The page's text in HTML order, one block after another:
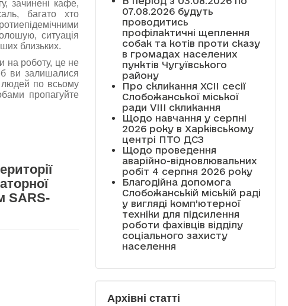
зачинені кафе,
багато хто
ситуація
близьких.
на роботу, це не
ви залишалися
людей по всьому
пропагуйте
SARS-
07.08.2026 будуть
проводитись
профілактичні щеплення
собак та котів проти сказу
в громадах населених
пунктів Чугуївського
району
Про скликання XCII сесії
Слобожанської міської
ради VIII скликання
Щодо навчання у серпні
2026 року в Харківському
центрі ПТО ДСЗ
Щодо проведення
аварійно-відновлювальних
робіт 4 серпня 2026 року
Благодійна допомога
Слобожанській міській раді
у вигляді комп’ютерної
техніки для підсилення
роботи фахівців відділу
соціального захисту
населення
Архівні статті